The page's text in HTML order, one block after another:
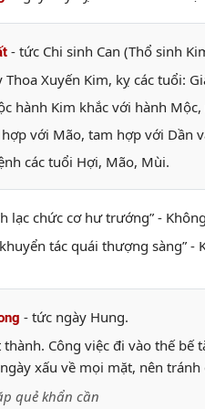
- tức Chi sinh Can (Thổ sinh
Thoa Xuyến Kim, kỵ các tuổi:
hành Kim khắc với hành
với Mão, tam hợp với Dần
các tuổi Hợi, Mão, Mùi.
lạc chức cơ hư trướng” -
khuyển tác quái thượng sàng”
- tức ngày Hung.
thành. Công việc đi vào thế
xấu về mọi mặt, nên
quẻ khẩn cần